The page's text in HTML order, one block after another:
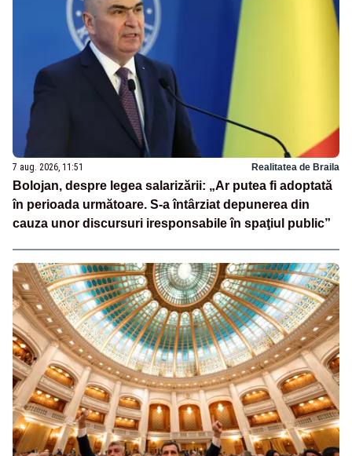
7 aug. 2026, 11:51 Realitatea de Braila
Bolojan, despre legea salarizării: „Ar putea fi adoptată
în perioada următoare. S-a întârziat depunerea din
cauza unor discursuri iresponsabile în spaţiul public”